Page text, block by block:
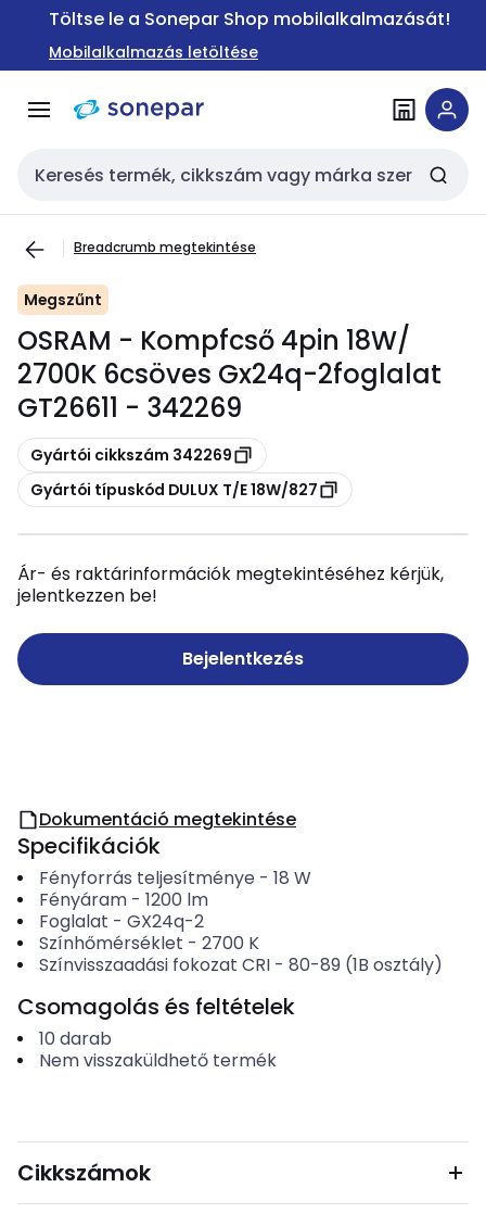
Ugrás a
Ugrás a
tartalomra
Töltse le a Sonepar Shop mobilalkalmazását!
Mobilalkalmazás letöltése
Keresési bemenet
Breadcrumb megtekintése
Megszűnt
OSRAM - Kompfcső 4pin 18W/
2700K 6csöves Gx24q-2foglalat
GT26611 - 342269
Másolás
Gyártói cikkszám 342269
Másolás
Gyártói típuskód DULUX T/E 18W/827
Ár- és raktárinformációk megtekintéséhez kérjük,
jelentkezzen be!
Bejelentkezés
Dokumentáció megtekintése
Specifikációk
Fényforrás teljesítménye - 18 W
Fényáram- 1200 lm
Foglalat - GX24q-2
Színhőmérséklet - 2700 K
Színvisszaadási fokozat CRI- 80-89 (1B osztály)
Csomagolás és feltételek
10 darab
Nem visszaküldhető termék
Cikkszámok